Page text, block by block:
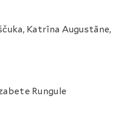
Katrīna Augustāne,
Rungule